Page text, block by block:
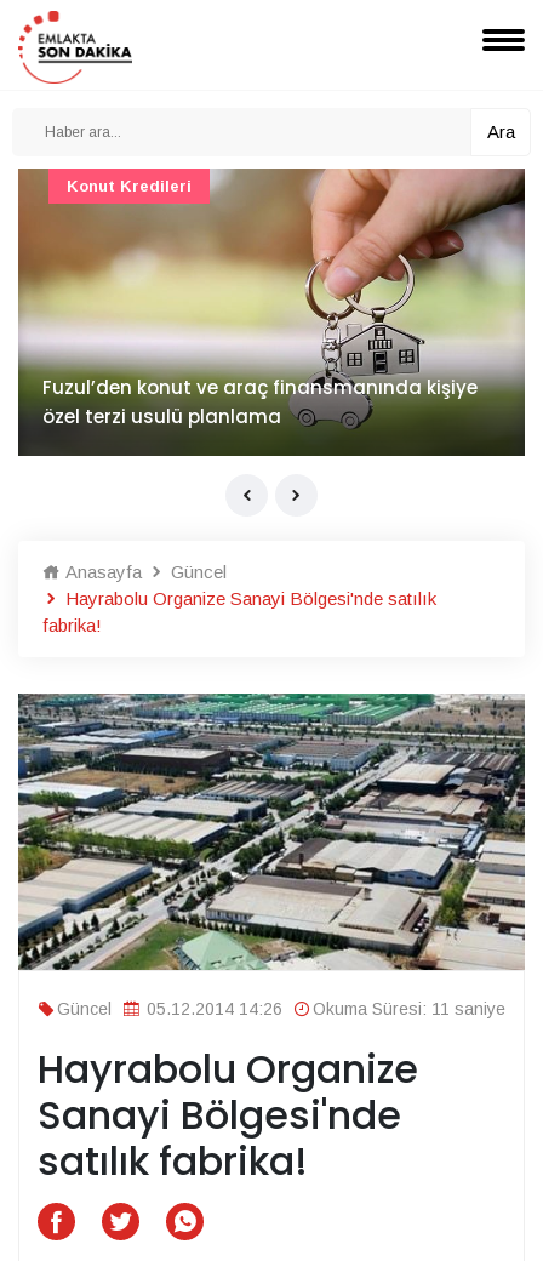
Ara
İv Kandilli'de yaşam yakında başlıyor
Konut Projeleri
Anasayfa
Güncel
Hayrabolu Organize Sanayi Bölgesi'nde satılık
fabrika!
Güncel 05.12.2014 14:26 Okuma Süresi: 11 saniye
Hayrabolu Organize
Sanayi Bölgesi'nde
satılık fabrika!